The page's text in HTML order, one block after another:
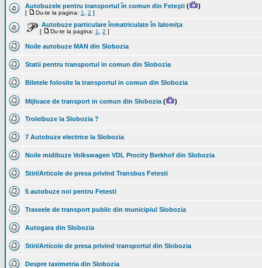
Autobuzele pentru transportul în comun din Feteşti ( )
[ Du-te la pagina: 1 2 ]
Autobuze particulare înmatriculate în Ialomiţa
[ Du-te la pagina: 1 2 ]
Noile autobuze MAN din Slobozia
Statii pentru transportul in comun din Slobozia
Biletele folosite la transportul in comun din Slobozia
Mijloace de transport in comun din Slobozia ( )
Troleibuze la Slobozia ?
7 Autobuze electrice la Slobozia
Noile midibuze Volkswagen VDL Procity Berkhof din Slobozia
Stiri/Articole de presa privind Transbus Fetesti
5 autobuze noi pentru Fetesti
Traseele de transport public din municipiul Slobozia
Autogara din Slobozia
Stiri/Articole de presa privind transportul din Slobozia
Despre taximetria din Slobozia